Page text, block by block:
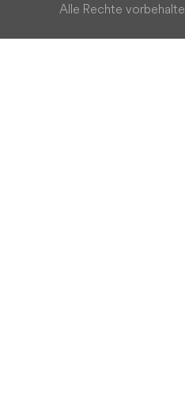
Alle Rechte